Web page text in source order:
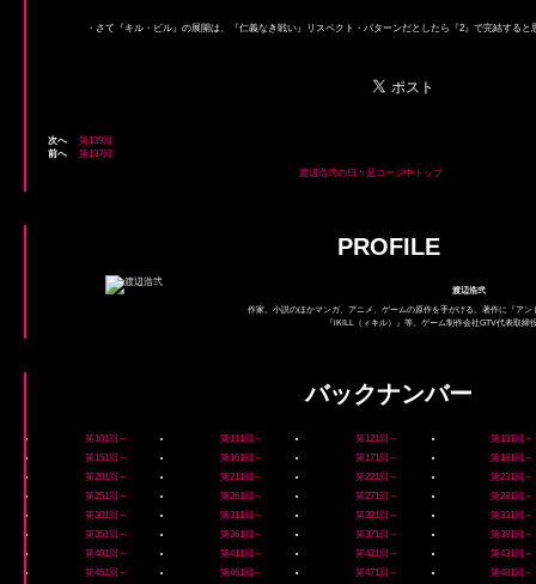
・さて『キル・ビル』の展開は、『仁義なき戦い』リスペクト・パターンだとしたら『2』で完結する
次へ
第139回
前へ
第137回
渡辺浩弐の日々是コージ中トップ
PROFILE
渡辺浩弐
作家。小説のほかマンガ、アニメ、ゲームの原作を手がける。著作に『ア
『iKILL（ィキル）』等。ゲーム制作会社GTV代表取締
バックナンバー
第101回～ 第111回～ 第121回～
第131回～
第151回～
第161回～ 第171回～
第181回～
第201回～
第211回～ 第221回～
第231回～
第251回～
第261回～ 第271回～
第281回～
第301回～
第311回～ 第321回～
第331回～
第351回～
第361回～ 第371回～
第381回～
第401回～
第411回～ 第421回～
第431回～
第451回～
第461回～ 第471回～ 第481回～